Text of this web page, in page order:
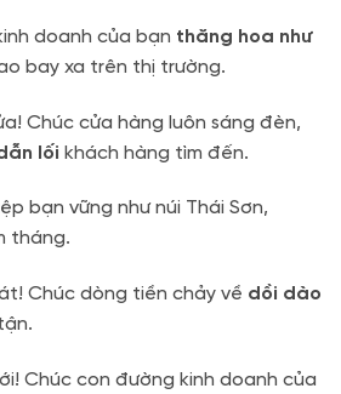
doanh của bạn thăng hoa như
bay xa trên thị trường.
Chúc cửa hàng luôn sáng đèn,
lối khách hàng tìm đến.
bạn vững như núi Thái Sơn,
tháng.
Chúc dòng tiền chảy về dồi dào
Chúc con đường kinh doanh của